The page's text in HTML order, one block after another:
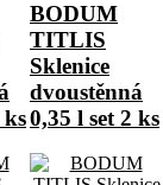
ks
BODUM
TITLIS
Sklenice
dvoustěnná
0,35 l set 2 ks